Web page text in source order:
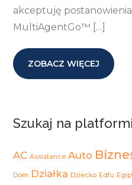
akceptuję
MultiAgentGo™ […]
ZOBACZ WIĘCEJ
Szukaj na
AC Assistance Auto
Dom Działka Dziecko Edfu